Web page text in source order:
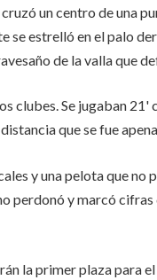
un centro de una
estrelló en el palo
de la valla que
clubes. Se jugaban 21'
que se fue
y una pelota que no
perdonó y marcó
la primer plaza para